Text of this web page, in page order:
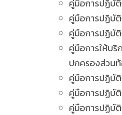
คู่มือการปฏิบัติ
คู่มือการปฏิบัติ
คู่มือการปฏิบั
คู่มือการให้บ
ปกครองส่วน
คู่มือการปฏิบั
คู่มือการปฏิบัติ
คู่มือการปฏิบั